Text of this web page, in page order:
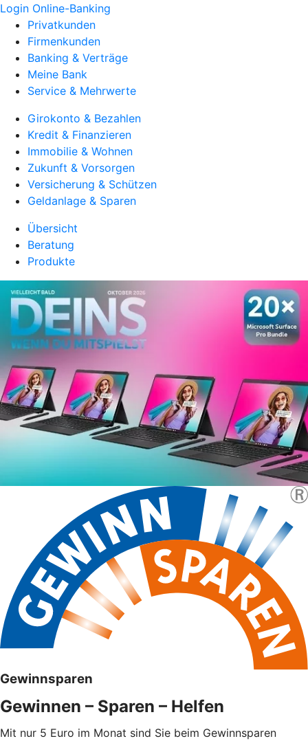
Login Online-Banking
Privatkunden
Firmenkunden
Banking & Verträge
Meine Bank
Service & Mehrwerte
Girokonto & Bezahlen
Kredit & Finanzieren
Immobilie & Wohnen
Zukunft & Vorsorgen
Versicherung & Schützen
Geldanlage & Sparen
Übersicht
Beratung
Produkte
Gewinnsparen
Gewinnen – Sparen – Helfen
Mit nur 5 Euro im Monat sind Sie beim Gewinnsparen